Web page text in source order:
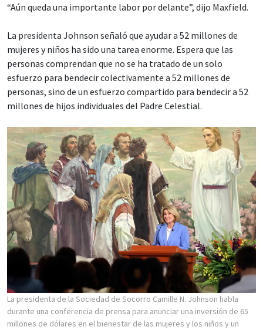
“Aún queda una importante labor por delante”, dijo Maxfield.
La presidenta Johnson señaló que ayudar a 52 millones de
mujeres y niños ha sido una tarea enorme. Espera que las
personas comprendan que no se ha tratado de un solo
esfuerzo para bendecir colectivamente a 52 millones de
personas, sino de un esfuerzo compartido para bendecir a 52
millones de hijos individuales del Padre Celestial.
La presidenta de la Sociedad de Socorro Camille N. Johnson habla
durante una conferencia de prensa para anunciar una inversión de 65
millones de dólares en el bienestar de las mujeres y los niños y un